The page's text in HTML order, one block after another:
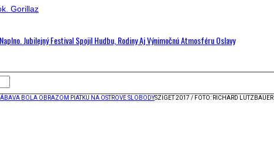
Jubilejný Festival Spojil Hudbu, Rodiny Aj Výnimočnú Atmosféru Oslavy
BOLA OBRAZOM PIATKU NA OSTROVE SLOBODYSZIGET 2017 / FOTO: RICHARD LUTZBAUER